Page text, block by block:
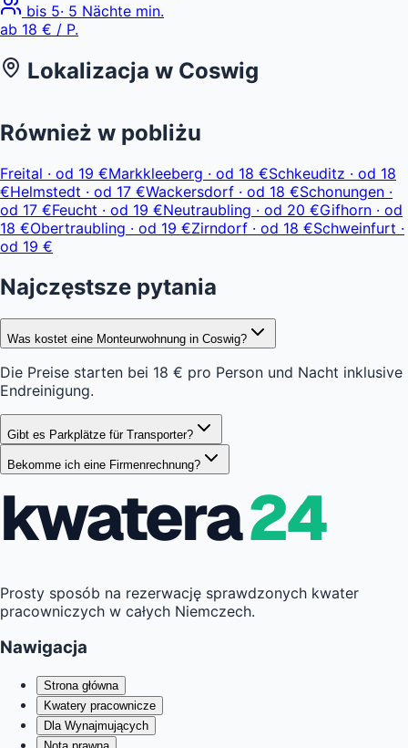
bis 5· 5 Nächte min.
ab 18 € / P.
Lokalizacja w Coswig
+
Również w pobliżu
Freital · od 19 €Markkleeberg · od 18 €Schkeuditz · od 18
€Helmstedt · od 17 €Wackersdorf · od 18 €Schonungen ·
od 17 €Feucht · od 19 €Neutraubling · od 20 €Gifhorn · od
18 €Obertraubling · od 19 €Zirndorf · od 18 €Schweinfurt ·
od 19 €
Najczęstsze pytania
Was kostet eine Monteurwohnung in Coswig?
Die Preise starten bei 18 € pro Person und Nacht inklusive
Endreinigung.
Gibt es Parkplätze für Transporter?
Bekomme ich eine Firmenrechnung?
kwatera24
Prosty sposób na rezerwację sprawdzonych kwater
pracowniczych w całych Niemczech.
Nawigacja
Strona główna
Kwatery pracownicze
Dla Wynajmujących